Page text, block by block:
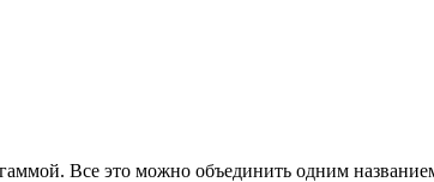
Все это можно объединить одним